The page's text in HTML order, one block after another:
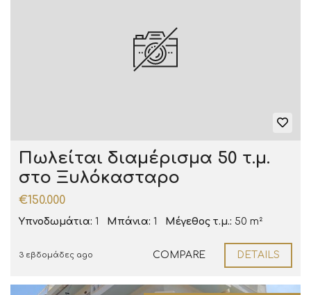
Πωλείται διαμέρισμα 50 τ.μ.
στο Ξυλόκασταρο
€150.000
Υπνοδωμάτια: 1 Μπάνια: 1 Μέγεθος τ.μ.: 50 m²
3 εβδομάδες ago COMPARE DETAILS